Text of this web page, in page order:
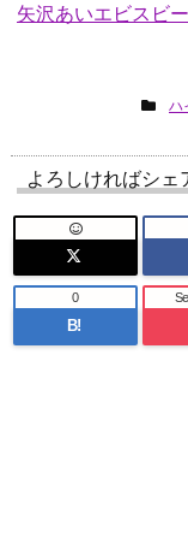
矢沢あいエビスビ
ハ
よろしければシェ
B!
0